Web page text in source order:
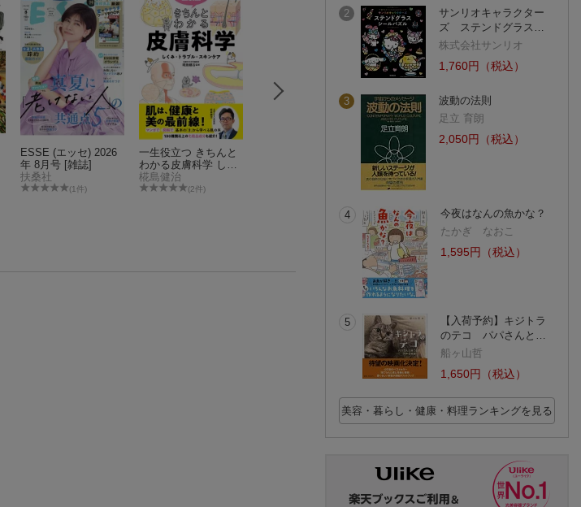
ESSE (エッセ) 2026
年 8月号 [雑誌]
扶桑社
(1件)
一生役立つ きちんと
わかる皮膚科学 しく
み・トラブル・スキ
ンケア
椛島健治
(2件)
家がもっと好きにな
る模様替えアイデア
帖
トム子
(2件)
2
サンリオキャラクター
ズ ステンドグラス…
株式会社サンリオ
1,760円（税込）
3
波動の法則
足立 育朗
2,050円（税込）
4
今夜はなんの魚かな？
たかぎ なおこ
1,595円（税込）
5
【入荷予約】キジトラ
のテコ パパさんと…
船ヶ山哲
1,650円（税込）
美容・暮らし・健康・料理ランキングを見る